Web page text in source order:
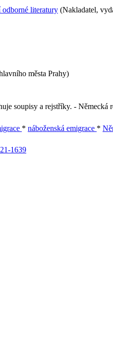
literatury (Nakladatel,
města Prahy)
soupisy a rejstříky. - Německá
* náboženská emigrace *